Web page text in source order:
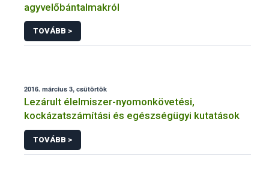
agyvelőbántalmakról
TOVÁBB >
2016. március 3, csütörtök
Lezárult élelmiszer-nyomonkövetési,
kockázatszámítási és egészségügyi kutatások
TOVÁBB >